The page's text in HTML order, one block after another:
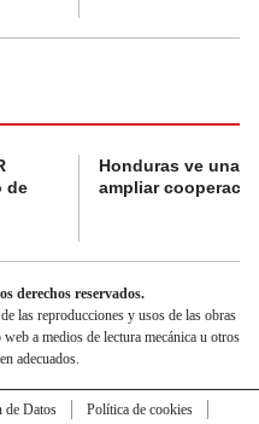
de
Honduras ve una
ampliar
derechos reservados.
las reproducciones y usos de las obras
a medios de lectura mecánica u otros
adecuados.
de Datos
Política de cookies